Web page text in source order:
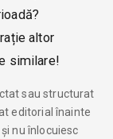
altor
similare!
sau structurat
editorial înainte
nu înlocuiesc